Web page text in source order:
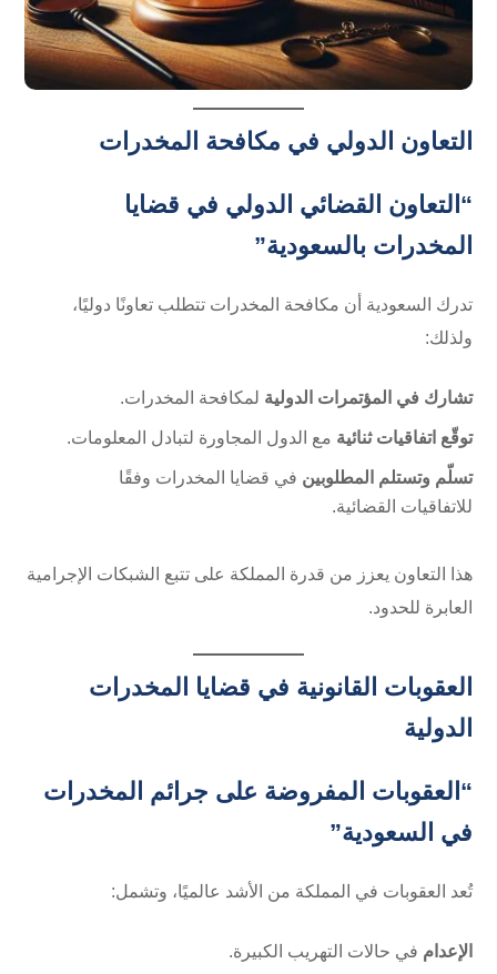
التعاون الدولي في مكافحة المخدرات
“التعاون القضائي الدولي في قضايا
المخدرات بالسعودية”
تدرك السعودية أن مكافحة المخدرات تتطلب تعاونًا دوليًا،
ولذلك:
تشارك في المؤتمرات الدولية لمكافحة المخدرات.
توقّع اتفاقيات ثنائية مع الدول المجاورة لتبادل المعلومات.
تسلّم وتستلم المطلوبين في قضايا المخدرات وفقًا
للاتفاقيات القضائية.
هذا التعاون يعزز من قدرة المملكة على تتبع الشبكات الإجرامية
العابرة للحدود.
العقوبات القانونية في قضايا المخدرات
الدولية
“العقوبات المفروضة على جرائم المخدرات
في السعودية”
تُعد العقوبات في المملكة من الأشد عالميًا، وتشمل:
الإعدام في حالات التهريب الكبيرة.